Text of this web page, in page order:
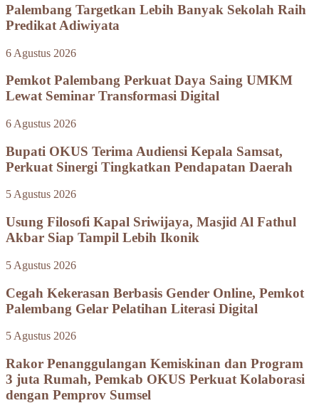
Palembang Targetkan Lebih Banyak Sekolah Raih
Predikat Adiwiyata
6 Agustus 2026
Pemkot Palembang Perkuat Daya Saing UMKM
Lewat Seminar Transformasi Digital
6 Agustus 2026
Bupati OKUS Terima Audiensi Kepala Samsat,
Perkuat Sinergi Tingkatkan Pendapatan Daerah
5 Agustus 2026
Usung Filosofi Kapal Sriwijaya, Masjid Al Fathul
Akbar Siap Tampil Lebih Ikonik
5 Agustus 2026
Cegah Kekerasan Berbasis Gender Online, Pemkot
Palembang Gelar Pelatihan Literasi Digital
5 Agustus 2026
Rakor Penanggulangan Kemiskinan dan Program
3 juta Rumah, Pemkab OKUS Perkuat Kolaborasi
dengan Pemprov Sumsel